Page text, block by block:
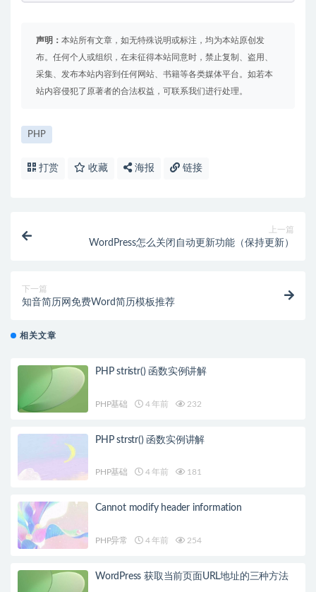
声明： 本站所有文章，如无特殊说明或标注，均为本站原创发
布。任何个人或组织，在未征得本站同意时，禁止复制、盗用、
采集、发布本站内容到任何网站、书籍等各类媒体平台。如若本
站内容侵犯了原著者的合法权益，可联系我们进行处理。
PHP
打赏 收藏 海报 链接
上一篇
WordPress怎么关闭自动更新功能（保持更新）
下一篇
知音简历网免费Word简历模板推荐
相关文章
PHP stristr() 函数实例讲解
PHP基础 4 年前 232
PHP strstr() 函数实例讲解
PHP基础 4 年前 181
Cannot modify header information
PHP异常 4 年前 254
WordPress 获取当前页面URL地址的三种方法